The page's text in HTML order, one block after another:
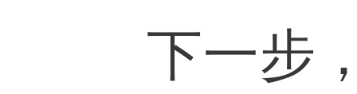
下一步，